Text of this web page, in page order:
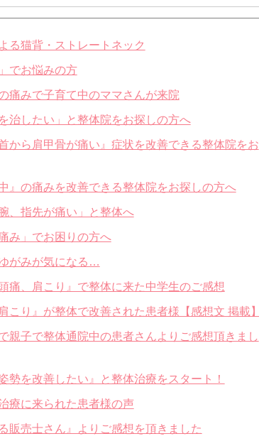
る猫背・ストレートネック
でお悩みの方
痛みで子育て中のママさんが来院
治したい」と整体院をお探しの方へ
から肩甲骨が痛い』症状を改善できる整体院をお
』の痛みを改善できる整体院をお探しの方へ
、指先が痛い」と整体へ
み」でお困りの方へ
がみが気になる…
痛、肩こり』で整体に来た中学生のご感想
こり』が整体で改善された患者様【感想文 掲載】
親子で整体通院中の患者さんよりご感想頂きまし
勢を改善したい』と整体治療をスタート！
療に来られた患者様の声
販売士さん』よりご感想を頂きました